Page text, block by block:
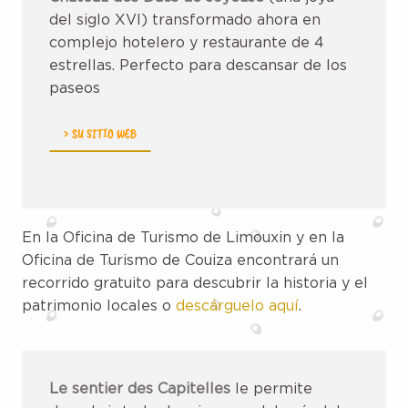
del siglo XVI) transformado ahora en
complejo hotelero y restaurante de 4
estrellas. Perfecto para descansar de los
paseos
> SU SITIO WEB
En la Oficina de Turismo de Limouxin y en la
Oficina de Turismo de Couiza encontrará un
recorrido gratuito para descubrir la historia y el
patrimonio locales o descárguelo aquí.
Le sentier des Capitelles le permite